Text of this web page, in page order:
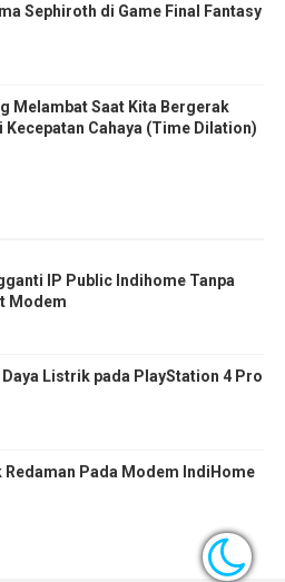
Sephiroth di Game Final Fantasy
Melambat Saat Kita Bergerak
Kecepatan Cahaya (Time Dilation)
IP Public Indihome Tanpa
Modem
Listrik pada PlayStation 4 Pro
Redaman Pada Modem IndiHome